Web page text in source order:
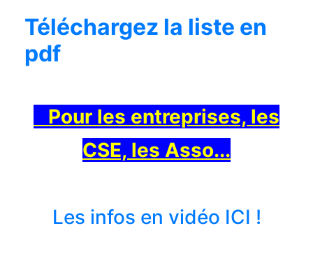
Téléchargez la liste en
pdf
Pour les entreprises, les
CSE, les Asso...
Les infos en vidéo ICI !